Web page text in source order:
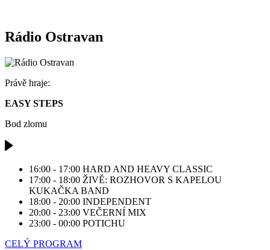
Rádio Ostravan
Právě hraje:
EASY STEPS
Bod zlomu
16:00 - 17:00 HARD AND HEAVY CLASSIC
17:00 - 18:00 ŽIVĚ: ROZHOVOR S KAPELOU
KUKAČKA BAND
18:00 - 20:00 INDEPENDENT
20:00 - 23:00 VEČERNÍ MIX
23:00 - 00:00 POTICHU
CELÝ PROGRAM